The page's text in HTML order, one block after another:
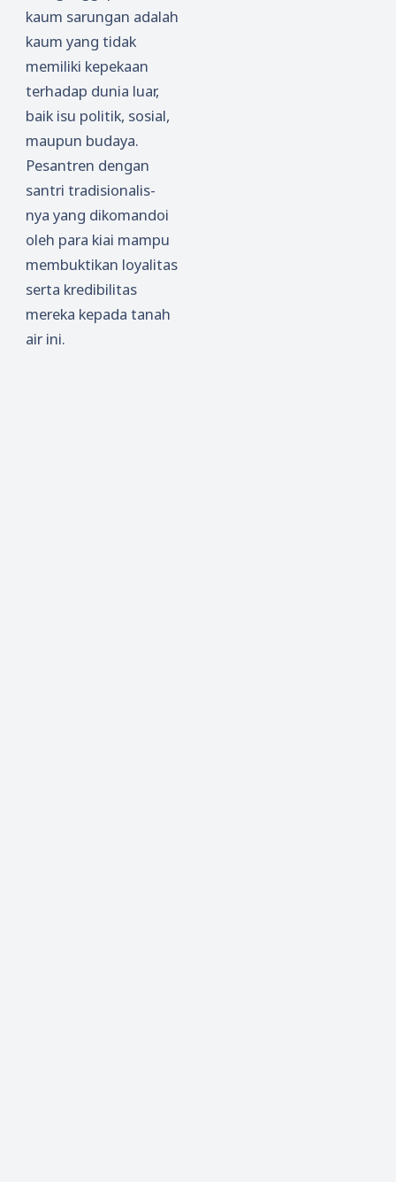
kaum sarungan adalah
kaum yang tidak
memiliki kepekaan
terhadap dunia luar,
baik isu politik, sosial,
maupun budaya.
Pesantren dengan
santri tradisionalis-
nya yang dikomandoi
oleh para kiai mampu
membuktikan loyalitas
serta kredibilitas
mereka kepada tanah
air ini.